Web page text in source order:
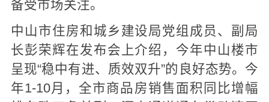
备受市场关注。
中山市住房和城乡建设局党组成员、副局
长彭荣辉在发布会上介绍，今年中山楼市
呈现“稳中有进、质效双升”的良好态势。今
年1-10月，全市商品房销售面积同比增幅